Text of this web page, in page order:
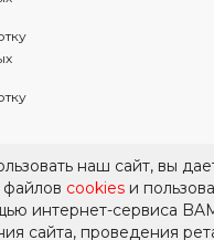
наш сайт, вы
cookies и
интернет-сервиса
сайта, проведения